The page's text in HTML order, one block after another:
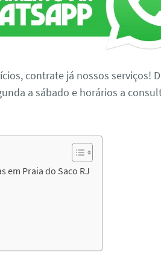
contrate já nossos serviços!
a sábado e horários a
em Praia do Saco RJ